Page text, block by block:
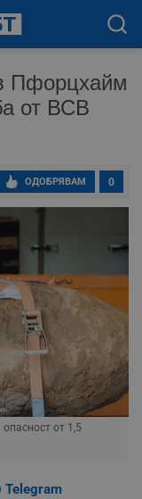
Пфорцхайм
от ВСВ
0
ОДОБРЯВАМ
от 1,5
Telegram